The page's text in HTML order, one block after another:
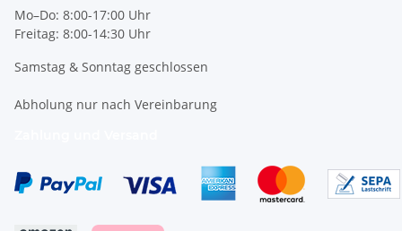
Mo–Do: 8:00-17:00 Uhr
Freitag: 8:00-14:30 Uhr
Samstag & Sonntag geschlossen
Abholung nur nach Vereinbarung